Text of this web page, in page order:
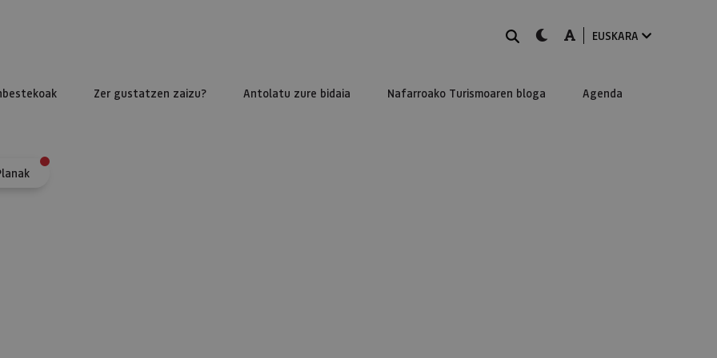
BILATUdark-mode
A-modeEUSKARA
Zer gustatzen zaizu? Antolatu zure bidaia Nafarroako Turismoaren bloga Agenda